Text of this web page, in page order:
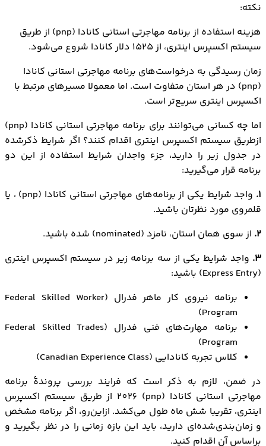
نکته:
هزینه استفاده از برنامه مهاجرتی استانی کانادا (pnp) از طریق
سیستم اکسپرس اینتری، از 1525 دلار کانادا شروع می‌شود.
زمان‌ رسیدگی به درخواست‌های برنامه مهاجرتی استانی کانادا
(pnp) در هر استان متفاوت است. اما معمولا مسیرهای مرتبط با
اکسپرس اینتری سریع‌تر است.
اما چه کسانی می‌توانند برای برنامه مهاجرتي استاني کانادا (pnp)
ازطریق سیستم اکسپرس اینتری اقدام کنند؟ اگر شرایط ذکرشده
در جدول زیر را دارید، جزء واجدان شرایط استفاده از این دو
برنامه قرار می‌گیرید:
1.
واجد شرایط یکی از برنامه‌های مهاجرتی استانی کانادا (pnp) ، یا
قلمروی مورد نظرتان باشید.
2. از سوی همان استان، نامزد (nominated) شده باشید.
3. واجد شرایط یکی از سه برنامه زیر در سیستم اکسپرس اینتری
(Express Entry) باشید:
برنامه نیروی کار ماهر فدرال (Federal Skilled Worker
Program)
برنامه مهارت‌های فنی فدرال (Federal Skilled Trades
Program)
کلاس تجربه کانادایی (Canadian Experience Class)
در ضمن، لازم به ذکر است که فرایند بررسی پروندۀ برنامه
مهاجرتی استانی کانادا (pnp) 2026 از طریق سیستم اکسپرس
اینتری، تقریبا شش ماه طول می‌کشد. ازاین‌رو، اگر برنامه مشخص
و زمان‌بندی‌شده‌ای دارید، باید این بازه زمانی را در نظر بگیرید و
براساس آن اقدام کنید.